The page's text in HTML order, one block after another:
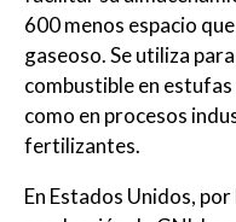
600 menos espacio
gaseoso. Se utiliza
combustible en
como en procesos
fertilizantes.
En Estados Unidos,